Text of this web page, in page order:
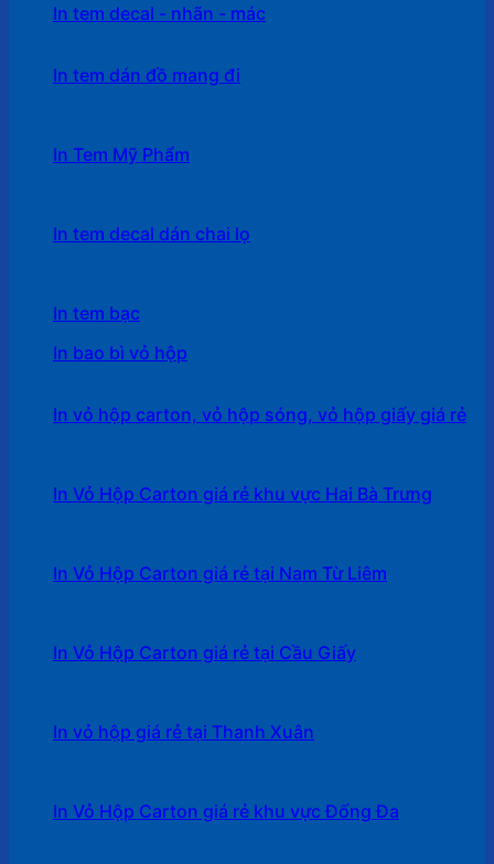
In tem decal - nhãn - mác
In tem dán đồ mang đi
In Tem Mỹ Phẩm
In tem decal dán chai lọ
In tem bạc
In bao bì vỏ hộp
In vỏ hộp carton, vỏ hộp sóng, vỏ hộp giấy giá rẻ
In Vỏ Hộp Carton giá rẻ khu vực Hai Bà Trưng
In Vỏ Hộp Carton giá rẻ tại Nam Từ Liêm
In Vỏ Hộp Carton giá rẻ tại Cầu Giấy
In vỏ hộp giá rẻ tại Thanh Xuân
In Vỏ Hộp Carton giá rẻ khu vực Đống Đa